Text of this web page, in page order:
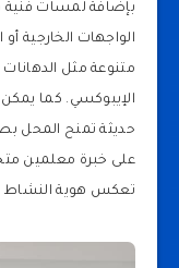
بإضافة لمسات فنية
الواجهات الخارجية
متنوعة مثل الدهانات
الإيبوكسي. كما
حديثة تمنح المحل
على خبرة معلمين
تعكس هوية النشاط